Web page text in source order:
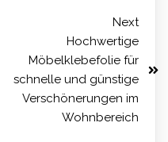
Next
Hochwertige
Möbelklebefolie für
schnelle und günstige
Verschönerungen im
Wohnbereich